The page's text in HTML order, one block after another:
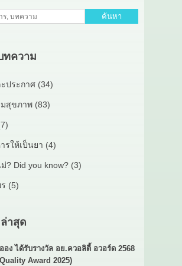
ค้นหา
ทความ
ประกาศ (34)
สุขภาพ (83)
รให้เป็นยา (4)
? Did you know? (3)
(5)
าสุด
ง ได้รับรางวัล อย.ควอลิตี้ อวอร์ด 2568
Award 2025)